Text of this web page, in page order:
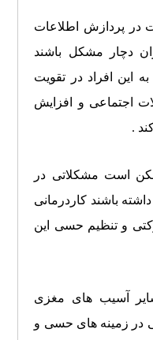
در پردازش اطلاعات
دچار مشکل باشند
این افراد در تقویت
اجتماعی و افزایش
.
است مشکلاتی در
باشند کاردرمانی
و تنظیم حسی این
آسیب های مغزی
در زمینه های حسی و